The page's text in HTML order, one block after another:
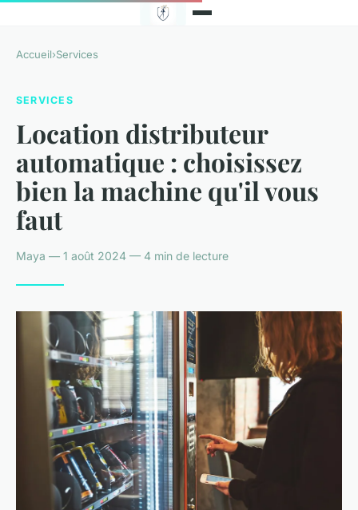
Accueil›Services
SERVICES
Location distributeur
automatique : choisissez
bien la machine qu'il vous
faut
Maya — 1 août 2024 — 4 min de lecture